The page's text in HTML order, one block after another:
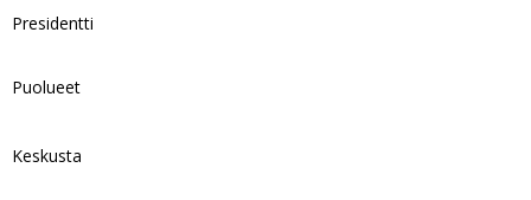
Presidentti
Puolueet
Keskusta